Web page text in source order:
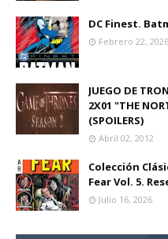
DC Finest.
Febrero 22, 2026
JUEGO DE
2X01 "THE
(SPOILERS)
Abril 02, 2012
Colección
Fear Vol. 5.
Julio 16, 2026